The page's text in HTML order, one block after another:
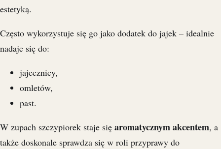
estetyką.
Często wykorzystuje się go jako dodatek do jajek – idealnie
nadaje się do:
jajecznicy,
omletów,
past.
W zupach szczypiorek staje się aromatycznym akcentem, a
także doskonale sprawdza się w roli przyprawy do